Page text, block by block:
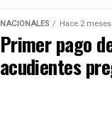
NACIONALES Hace 2 meses
Primer pago
acudientes